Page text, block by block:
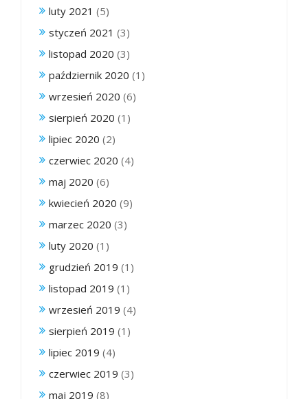
luty 2021 (5)
styczeń 2021 (3)
listopad 2020 (3)
październik 2020 (1)
wrzesień 2020 (6)
sierpień 2020 (1)
lipiec 2020 (2)
czerwiec 2020 (4)
maj 2020 (6)
kwiecień 2020 (9)
marzec 2020 (3)
luty 2020 (1)
grudzień 2019 (1)
listopad 2019 (1)
wrzesień 2019 (4)
sierpień 2019 (1)
lipiec 2019 (4)
czerwiec 2019 (3)
maj 2019 (8)